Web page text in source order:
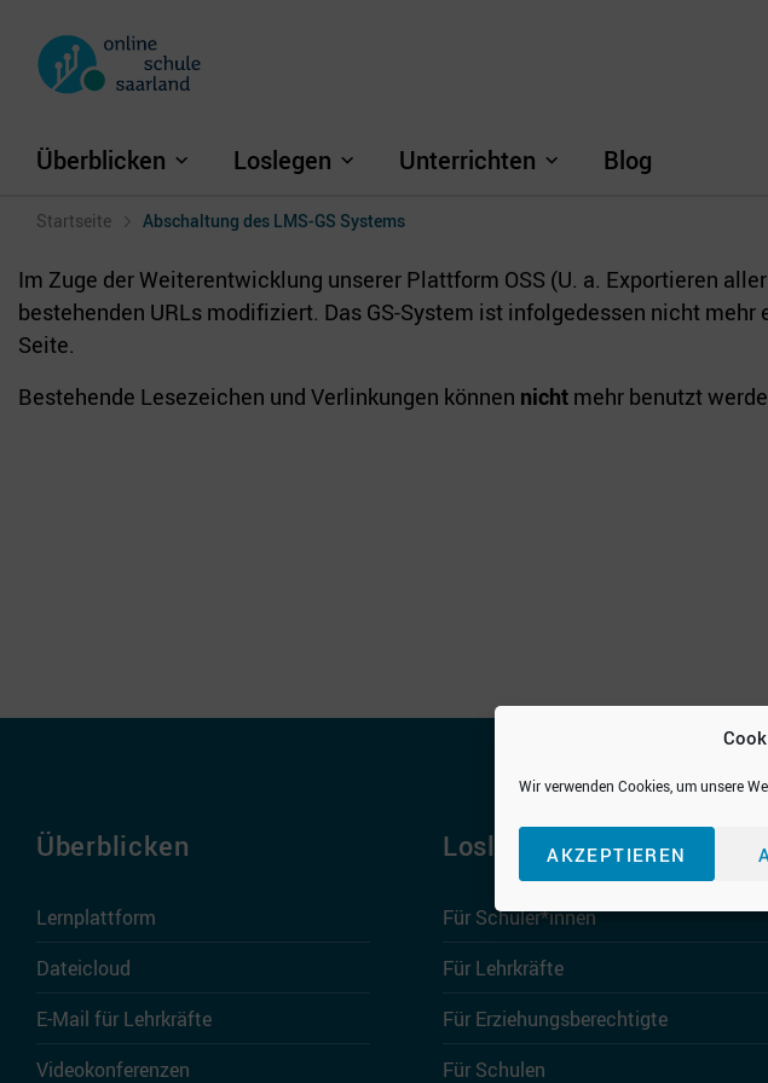
Wir verwenden Cookies, um unsere
AKZEPTIEREN
Überblicken Loslegen Unterrichten Blog
Startseite Abschaltung des LMS-GS Systems
Im Zuge der Weiterentwicklung unserer Plattform OSS (U. a. Exportieren
bestehenden URLs modifiziert. Das GS-System ist infolgedessen nicht
Seite.
Bestehende Lesezeichen und Verlinkungen können nicht mehr benutzt
Überblicken
Lernplattform
Dateicloud
E-Mail für Lehrkräfte
Videokonferenzen
Loslegen
Für Schüler*innen
Für Lehrkräfte
Für Erziehungsberechtigte
Für Schulen